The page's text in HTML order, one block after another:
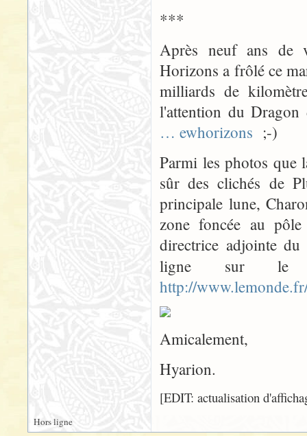
***
Après neuf ans de
Horizons a frôlé ce
milliards de
l'attention du
… ewhorizons ;-)
Parmi les photos que
sûr des clichés de
principale lune,
zone foncée au
directrice adjointe
ligne sur
http://
Amicalement,
Hyarion.
[EDIT: actualisation
Hors ligne